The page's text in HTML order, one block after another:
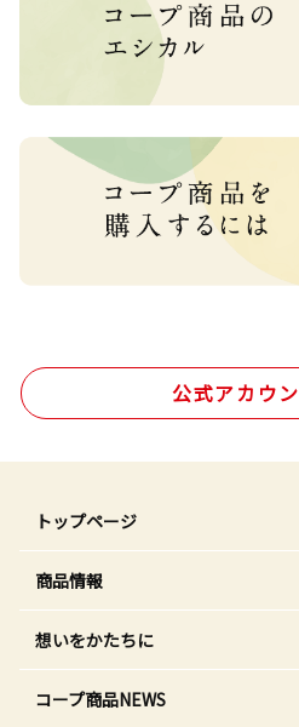
公式アカウ
トップページ
商品情報
想いをかたちに
コープ商品NEWS